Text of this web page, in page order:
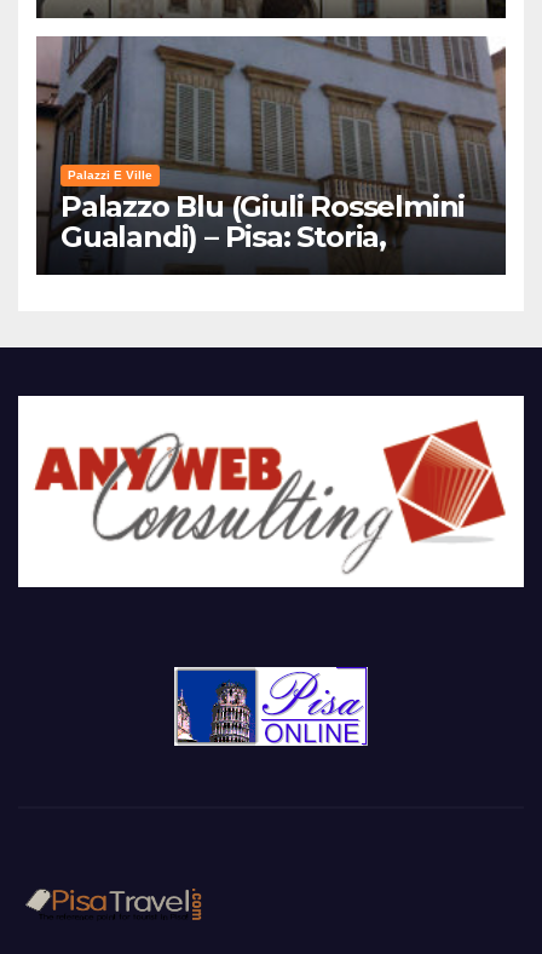
Palazzi E Ville
Palazzo Blu (Giuli Rosselmini
Gualandi) – Pisa: Storia,
Mostre e Info Visita